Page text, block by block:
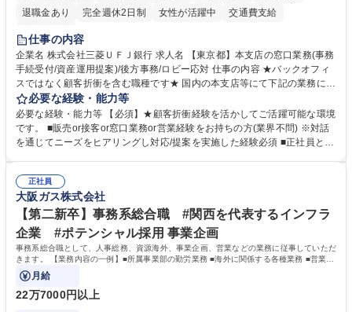
退職金あり
完全週休2日制 女性が活躍中
交通費支給
土日祝休み
仕事の内容
企業名 株式会社三菱ＵＦＪ銀行 求人名 【東京都】本支店の窓口業務(事務
手続受付/資産運用提案)/後方事務/ロビー応対 仕事の内容 ★バックオフィ
スではなく顧客折衝を含む職種です★ 国内の本支店等にて下記の業務に従
事していただきます。 ■窓口/後方/ロビーにて事務手続等の受付・オペレ
ーション、お客様対応 ■窓口にて、ご来店された個人のお客様に対して金
融商品のご提案 ■効率的な事務運用の検討・構築等 ≪業務紹介：ご応募前
に必ずご覧ください≫ ※記事 https://www.mysite.bk.mufg.jp/career/circle/
必要な経験・能力等
必要な経験・能力等 【必須】★顧客折衝経験を活かしてご活躍可能な環境
です。 ■販売or接客or窓口業務or営業経験をお持ちの方(業界不問) ※対話
を通じてニーズをヒアリングし対応/提案を実施した経験必須 ■正社員とし
るので安心して入行いただけます。 幅広いキャリアの選択肢があり、公募
や社内副業等を活用し、 一人ひとりが挑戦できるカルチャーが浸透してい
ます。 学歴・資格 学歴：大学院 大学 高専 短大 専修学校 高校 語学力：
資格：
正社員
大阪ガス株式会社
【第二新卒】事務系総合職 #関西を代表するインフラ
企業 #ポテンシャル採用 事業企画
事務系総合職として、人事総務、資源海外、事業企画、営業などの業務に従事していただ
きます。 【業務内容の一例】■所属事業部の勤労業務 ■海外に関係する各種業務 ■営業部
門の企画スタッフ、ルート営業
月給
22万7000円以上